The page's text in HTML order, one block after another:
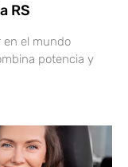
RS
en el mundo
potencia y